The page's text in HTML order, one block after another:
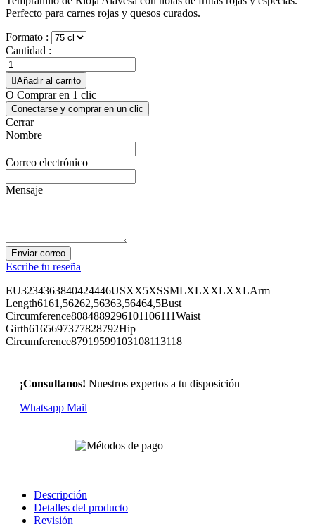
Perfecto para carnes rojas y quesos curados.
Formato :
Cantidad :
Añadir al carrito
O Comprar en 1 clic
Conectarse y comprar en un clic
Cerrar
Nombre
Correo electrónico
Mensaje
Enviar correo
Escribe tu reseña
EU3234363840424446USXX5XSSMLXLXXLXXLArm
Length6161,56262,56363,56464,5Bust
Circumference8084889296101106111Waist
Girth6165697377828792Hip
Circumference87919599103108113118
¡Consultanos! Nuestros expertos a tu disposición
Whatsapp Mail
Descripción
Detalles del producto
Revisión